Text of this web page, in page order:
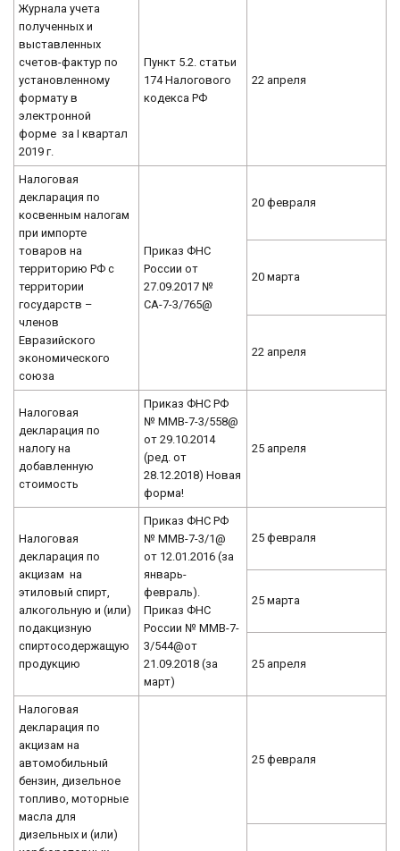
Журнала учета
полученных и
выставленных
счетов-фактур по
установленному
формату в
электронной
форме за I квартал
2019 г.
Пункт 5.2. статьи
174 Налогового
кодекса РФ
22 апреля
Налоговая
декларация по
косвенным налогам
при импорте
товаров на
территорию РФ с
территории
государств –
членов
Евразийского
экономического
союза
Приказ ФНС
России от
27.09.2017 №
СА-7-3/765@
20 февраля
20 марта
22 апреля
Налоговая
декларация по
налогу на
добавленную
стоимость
Приказ ФНС РФ
№ ММВ-7-3/558@
от 29.10.2014
(ред. от
28.12.2018) Новая
форма!
25 апреля
Налоговая
декларация по
акцизам на
этиловый спирт,
алкогольную и (или)
подакцизную
спиртосодержащую
продукцию
Приказ ФНС РФ
№ ММВ-7-3/1@
от 12.01.2016 (за
январь-
февраль).
Приказ ФНС
России № ММВ-7-
3/544@от
21.09.2018 (за
март)
25 февраля
25 марта
25 апреля
Налоговая
декларация по
акцизам на
автомобильный
бензин, дизельное
топливо, моторные
масла для
дизельных и (или)
25 февраля